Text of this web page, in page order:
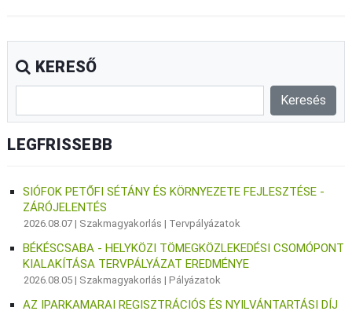
KERESŐ
LEGFRISSEBB
SIÓFOK PETŐFI SÉTÁNY ÉS KÖRNYEZETE FEJLESZTÉSE -
ZÁRÓJELENTÉS
2026.08.07 | Szakmagyakorlás | Tervpályázatok
BÉKÉSCSABA - HELYKÖZI TÖMEGKÖZLEKEDÉSI CSOMÓPONT
KIALAKÍTÁSA TERVPÁLYÁZAT EREDMÉNYE
2026.08.05 | Szakmagyakorlás |Pályázatok
AZ IPARKAMARAI REGISZTRÁCIÓS ÉS NYILVÁNTARTÁSI DÍJ